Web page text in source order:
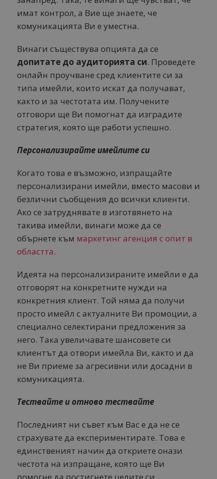
имат контрол, а Вие ще знаете, че
комуникацията Ви е уместна.
Винаги съществува опцията да се
допитате до аудиторията си. Проведете
онлайн проучване сред клиентите си за
типа имейли, които искат да получават,
както и за честотата им. Получените
отговори ще Ви помогнат да изградите
стратегия, която ще работи успешно.
Персонализирайте имейлите си
Когато това е възможно, изпращайте
персонализирани имейли, вместо масови и
безлични съобщения до всички клиенти.
Ако се затруднявате в изготвянето на
такива имейли, винаги може да се
обърнете към маркетинг агенция с опит в
областта.
Идеята на персонализираните имейли е да
отговорят на конкретните нужди на
конкретния клиент. Той няма да получи
просто имейл с актуалните Ви промоции, а
специално селектирани предложения за
него. Така увеличавате шансовете си
клиентът да отвори имейла Ви, както и да
не Ви приеме за агресивни или досадни в
комуникацията.
Тествайте и отново тествайте
Последният ни съвет към Вас е да не се
страхувате да експериментирате. Това е
единственият начин да откриете онази
честота на изпращане, която ще Ви